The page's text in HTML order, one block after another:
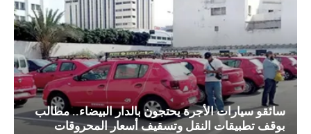
سائقو سيارات الأجرة يحتجون بالدار البيضاء.. مطالب
بوقف تطبيقات النقل وتسقيف أسعار المحروقات